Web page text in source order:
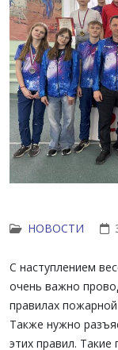
НОВОСТИ
С наступлением
очень важно
правилах
Также нужно
этих правил.